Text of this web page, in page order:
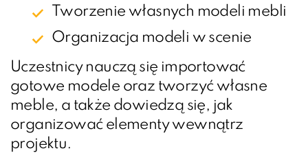
Tworzenie własnych modeli mebli
Organizacja modeli w scenie
Uczestnicy nauczą się importować
gotowe modele oraz tworzyć własne
meble, a także dowiedzą się, jak
organizować elementy wewnątrz
projektu.